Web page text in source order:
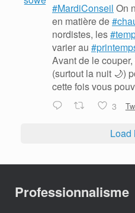
#MardiConseil On
en matière de
nordistes, les
varier au
Avant de le
(surtout la nuit 🌙)
cette fois vous
3
Load
Professionnalisme